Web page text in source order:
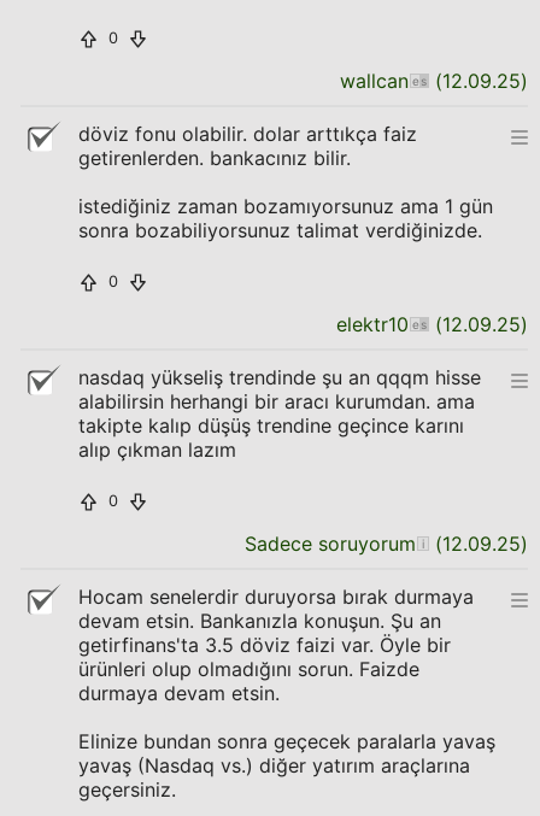
0
wallcan (12.09.25)
döviz fonu olabilir. dolar arttıkça faiz
getirenlerden. bankacınız bilir.
istediğiniz zaman bozamıyorsunuz ama 1 gün
sonra bozabiliyorsunuz talimat verdiğinizde.
0
elektr10 (12.09.25)
nasdaq yükseliş trendinde şu an qqqm hisse
alabilirsin herhangi bir aracı kurumdan. ama
takipte kalıp düşüş trendine geçince karını
alıp çıkman lazım
0
Sadece soruyorum (12.09.25)
Hocam senelerdir duruyorsa bırak durmaya
devam etsin. Bankanızla konuşun. Şu an
getirfinans'ta 3.5 döviz faizi var. Öyle bir
ürünleri olup olmadığını sorun. Faizde
durmaya devam etsin.
Elinize bundan sonra geçecek paralarla yavaş
yavaş (Nasdaq vs.) diğer yatırım araçlarına
geçersiniz.